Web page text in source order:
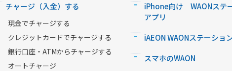
チャージ（入金）する
現金でチャージする
クレジットカードでチャージする
銀行口座・ATMからチャージする
オートチャージ
iPhone向け WAONステ
アプリ
iAEON WAONステーショ
スマホのWAON